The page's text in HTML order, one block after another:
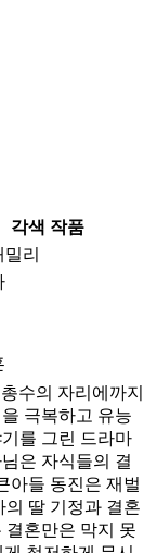
각색 작품
리
수의 자리에까지
극복하고 유능
를 그린 드라마
은 자식들의 결
아들 동진은 재벌
의 딸 기정과 결혼
결혼만은 막지 못